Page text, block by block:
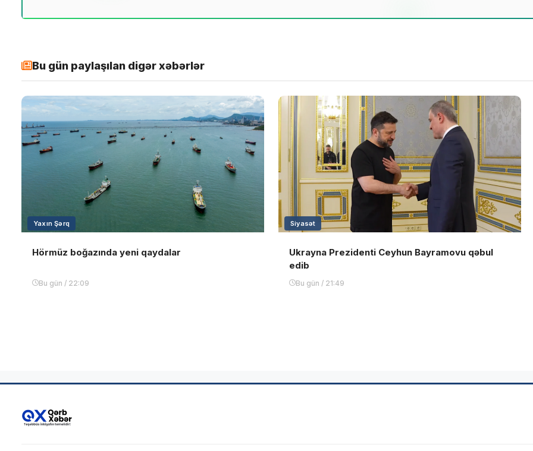
Bu gün paylaşılan digər xəbərlər
Yaxın Şərq
Hörmüz boğazında yeni qaydalar
Bu gün / 22:09
Siyasət
Ukrayna Prezidenti Ceyhun Bayramovu qəbul
edib
Bu gün / 21:49